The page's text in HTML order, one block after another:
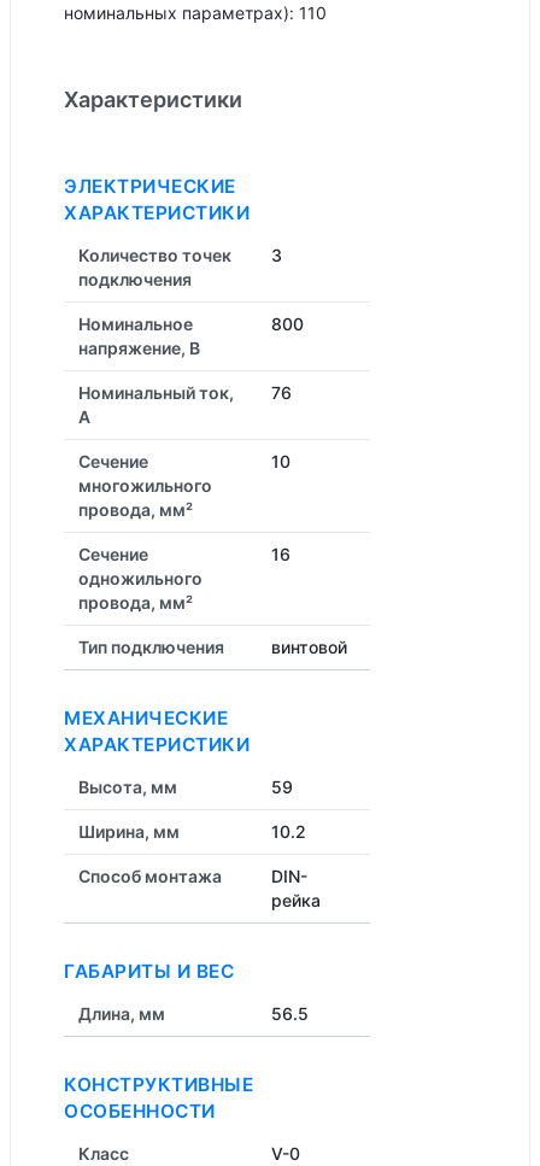
номинальных параметрах): 110
Характеристики
ЭЛЕКТРИЧЕСКИЕ
ХАРАКТЕРИСТИКИ
Количество точек
подключения
3
Номинальное
напряжение, В
800
Номинальный ток,
А
76
Сечение
многожильного
провода, мм²
10
Сечение
одножильного
провода, мм²
16
Тип подключения винтовой
МЕХАНИЧЕСКИЕ
ХАРАКТЕРИСТИКИ
Высота, мм 59
Ширина, мм 10.2
Способ монтажа
DIN-
рейка
ГАБАРИТЫ И ВЕС
Длина, мм 56.5
КОНСТРУКТИВНЫЕ
ОСОБЕННОСТИ
Класс
V-0